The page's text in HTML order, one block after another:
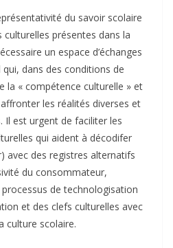
du savoir scolaire
présentes dans la
un espace d’échanges
dans des conditions de
la « compétence culturelle » et
les réalités diverses et
Il est urgent de faciliter les
qui aident à décodifer
avec des registres alternatifs
du consommateur,
de technologisation
et des clefs culturelles avec
culture scolaire.